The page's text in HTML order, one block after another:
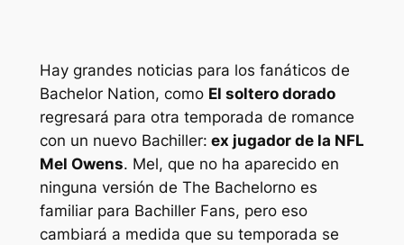
Hay grandes noticias para los fanáticos de
Bachelor Nation, como El soltero dorado
regresará para otra temporada de romance
con un nuevo Bachiller: ex jugador de la NFL
Mel Owens. Mel, que no ha aparecido en
ninguna versión de The Bachelorno es
familiar para BachillerFans, pero eso
cambiará a medida que su temporada se